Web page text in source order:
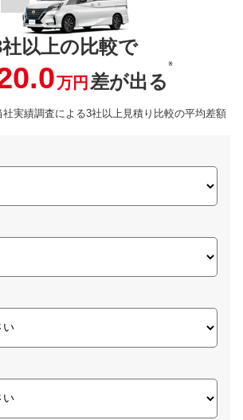
以上の比較で
万円 差が出る
※
実績調査による3社以上見積り比較の平均差額